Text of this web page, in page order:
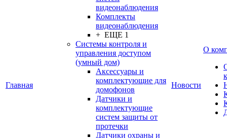
Главная
видеонаблюдения
Комплекты
видеонаблюдения
+ ЕЩЕ 1
Системы контроля и
управления доступом
(умный дом)
Аксессуары и
комплектующие для
домофонов
Датчики и
комплектующие
систем защиты от
протечки
Датчики охраны и
Новости
О